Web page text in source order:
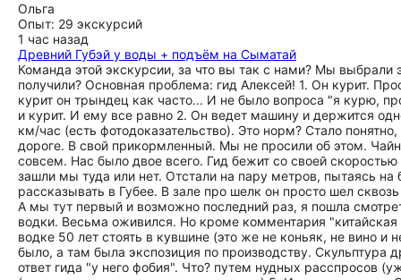
Ольга
Опыт: 29 экскурсий
1 час назад
Древний Губэй у воды + подъём на Сыматай
Команда этой экскурсии, за что вы так с нами? Мы выбрали
получили? Основная проблема: гид Алексей! 1. Он курит.
курит он трындец как часто... И не было вопроса "я курю,
и курит. И ему все равно 2. Он ведет машину и держится
км/час (есть фотодоказательство). Это норм? Стало
дороге. В свой прикормленный. Мы не просили об этом.
совсем. Нас было двое всего. Гид бежит со своей
зашли мы туда или нет. Отстали на пару метров, пытаясь на
рассказывать в Губее. В зале про шелк он просто шел
А мы тут первый и возможно последний раз, я пошла
водки. Весьма оживился. Но кроме комментария
водке 50 лет стоять в кувшине (это же не коньяк, не вино
было, а там была экспозиция по производству.
ответ гида "у него фобия". Что? путем нудных расспросов